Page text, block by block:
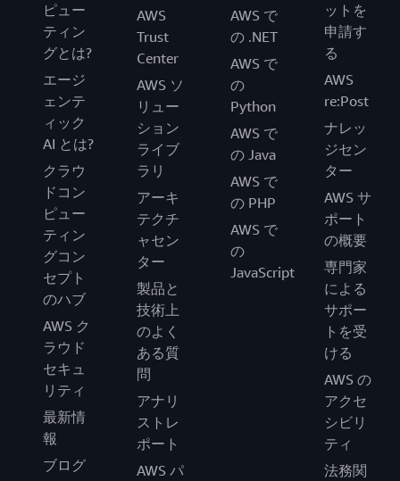
ピュー
ティン
グとは?
エージ
ェンテ
ィック
AI とは?
クラウ
ドコン
ピュー
ティン
グコン
セプト
のハブ
AWS ク
ラウド
セキュ
リティ
最新情
報
ブログ
AWS
Trust
Center
AWS ソ
リュー
ション
ライブ
ラリ
アーキ
テクチ
ャセン
ター
製品と
技術上
のよく
ある質
問
アナリ
ストレ
ポート
AWS パ
AWS で
の .NET
AWS で
の
Python
AWS で
の Java
AWS で
の PHP
AWS で
の
JavaScript
ットを
申請す
る
AWS
re:Post
ナレッ
ジセン
ター
AWS サ
ポート
の概要
専門家
による
サポー
トを受
ける
AWS の
アクセ
シビリ
ティ
法務関